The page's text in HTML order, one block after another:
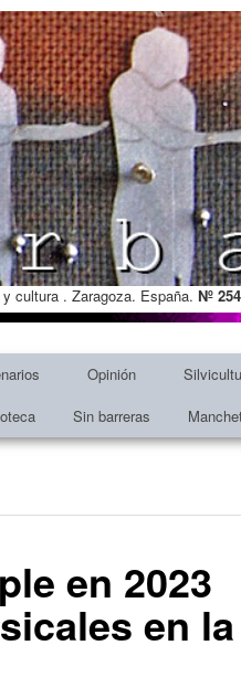
cultura . Zaragoza. España. Nº
Opinión
Sin barreras
en 2023
en la